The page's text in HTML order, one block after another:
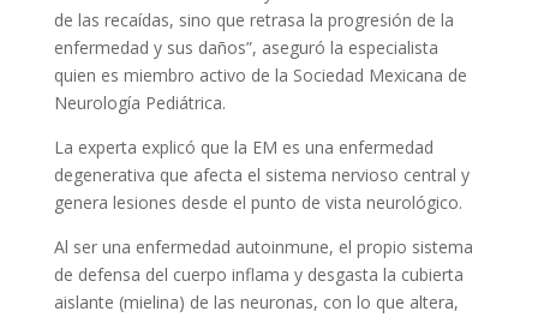
de las recaídas, sino que retrasa la progresión de la
enfermedad y sus daños”, aseguró la especialista
quien es miembro activo de la Sociedad Mexicana de
Neurología Pediátrica.
La experta explicó que la EM es una enfermedad
degenerativa que afecta el sistema nervioso central y
genera lesiones desde el punto de vista neurológico.
Al ser una enfermedad autoinmune, el propio sistema
de defensa del cuerpo inflama y desgasta la cubierta
aislante (mielina) de las neuronas, con lo que altera,